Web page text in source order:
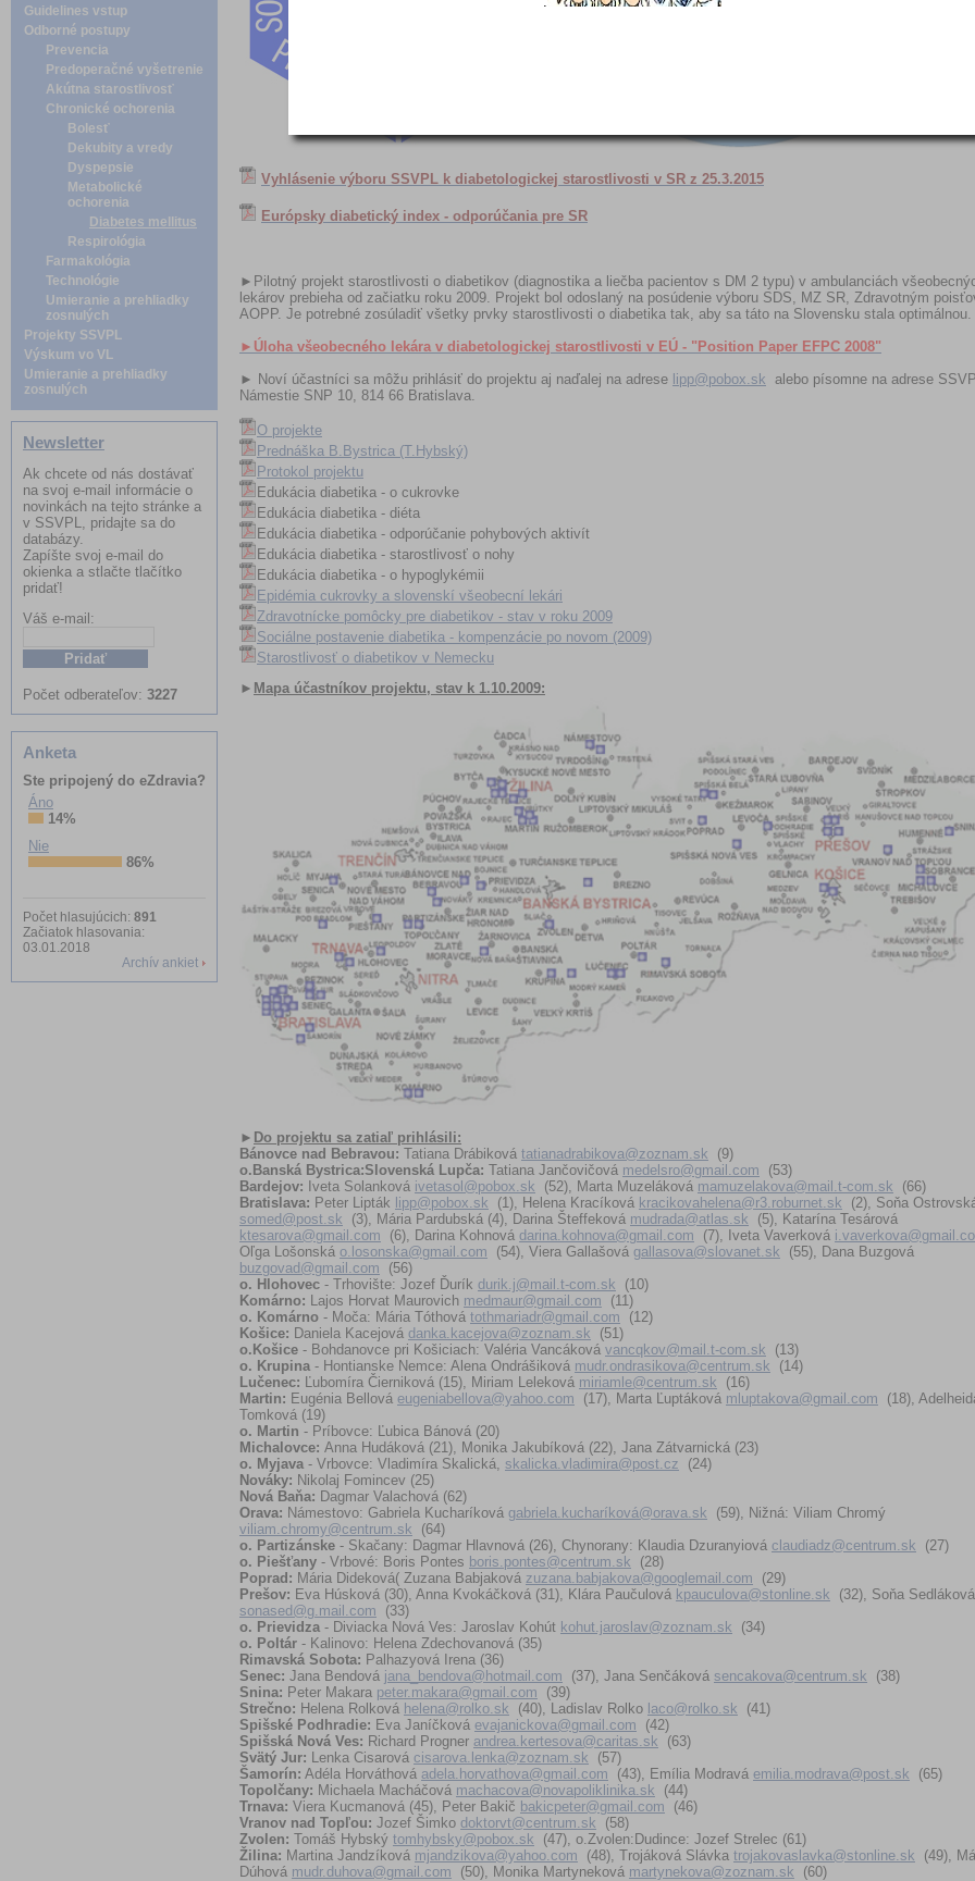
Guidelines vstup
Odborné postupy
Prevencia
Predoperačné vyšetrenie
Akútna starostlivosť
Chronické ochorenia
Bolesť
Dekubity a vredy
Dyspepsie
Metabolické
ochorenia
Diabetes mellitus
Respirológia
Farmakológia
Technológie
Umieranie a prehliadky
zosnulých
Projekty SSVPL
Výskum vo VL
Umieranie a prehliadky
zosnulých
Newsletter
Ak chcete od nás dostávať
na svoj e-mail informácie o
novinkách na tejto stránke a
v SSVPL, pridajte sa do
databázy.
Zapíšte svoj e-mail do
okienka a stlačte tlačítko
pridať!
Váš e-mail:
Počet odberateľov: 3227
Anketa
Ste pripojený do eZdravia?
Áno
14%
Nie
86%
Počet hlasujúcich: 891
Začiatok hlasovania:
03.01.2018
Archív ankiet
Vyhlásenie výboru SSVPL k diabetologickej starostlivosti v SR z 25.3.2015
Európsky diabetický index - odporúčania pre SR
►Pilotný projekt starostlivosti o diabetikov (diagnostika a liečba pacientov s DM 2 typu) v ambulanciách
lekárov prebieha od začiatku roku 2009. Projekt bol odoslaný na posúdenie výboru SDS, MZ SR, Zdravotným
AOPP. Je potrebné zosúladiť všetky prvky starostlivosti o diabetika tak, aby sa táto na Slovensku stala optimálnou.
►Úloha všeobecného lekára v diabetologickej starostlivosti v EÚ - "Position Paper EFPC 2008"
► Noví účastníci sa môžu prihlásiť do projektu aj naďalej na adrese lipp@pobox.sk alebo písomne na adrese
Námestie SNP 10, 814 66 Bratislava.
O projekte
Prednáška B.Bystrica (T.Hybský)
Protokol projektu
Edukácia diabetika - o cukrovke
Edukácia diabetika - diéta
Edukácia diabetika - odporúčanie pohybových aktivít
Edukácia diabetika - starostlivosť o nohy
Edukácia diabetika - o hypoglykémii
Epidémia cukrovky a slovenskí všeobecní lekári
Zdravotnícke pomôcky pre diabetikov - stav v roku 2009
Sociálne postavenie diabetika - kompenzácie po novom (2009)
Starostlivosť o diabetikov v Nemecku
► Mapa účastníkov projektu, stav k 1.10.2009:
► Do projektu sa zatiaľ prihlásili:
Bánovce nad Bebravou: Tatiana Drábiková tatianadrabikova@zoznam.sk (9)
o.Banská Bystrica:Slovenská Lupča: Tatiana Jančovičová medelsro@gmail.com (53)
Bardejov: Iveta Solanková ivetasol@pobox.sk (52), Marta Muzeláková mamuzelakova@mail.t-com.sk (66)
Bratislava: Peter Lipták lipp@pobox.sk (1), Helena Kracíková kracikovahelena@r3.roburnet.sk (2), Soňa
somed@post.sk (3), Mária Pardubská (4), Darina Šteffeková mudrada@atlas.sk (5), Katarína Tesárová
ktesarova@gmail.com (6), Darina Kohnová darina.kohnova@gmail.com (7), Iveta Vaverková
Oľga Lošonská o.losonska@gmail.com (54), Viera Gallašová gallasova@slovanet.sk (55), Dana Buzgová
buzgovad@gmail.com (56)
o. Hlohovec - Trhovište: Jozef Ďurík durik.j@mail.t-com.sk (10)
Komárno: Lajos Horvat Maurovich medmaur@gmail.com (11)
o. Komárno - Moča: Mária Tóthová tothmariadr@gmail.com (12)
Košice: Daniela Kacejová danka.kacejova@zoznam.sk (51)
o.Košice - Bohdanovce pri Košiciach: Valéria Vancáková vancqkov@mail.t-com.sk (13)
o. Krupina - Hontianske Nemce: Alena Ondrášiková mudr.ondrasikova@centrum.sk (14)
Lučenec: Ľubomíra Čierniková (15), Miriam Leleková miriamle@centrum.sk (16)
Martin: Eugénia Bellová eugeniabellova@yahoo.com (17), Marta Ľuptáková mluptakova@gmail.com (18),
Tomková (19)
o. Martin - Príbovce: Ľubica Bánová (20)
Michalovce: Anna Hudáková (21), Monika Jakubíková (22), Jana Zátvarnická (23)
o. Myjava - Vrbovce: Vladimíra Skalická, skalicka.vladimira@post.cz (24)
Nováky: Nikolaj Fomincev (25)
Nová Baňa: Dagmar Valachová (62)
Orava: Námestovo: Gabriela Kucharíková gabriela.kucharíková@orava.sk (59), Nižná: Viliam Chromý
viliam.chromy@centrum.sk (64)
o. Partizánske - Skačany: Dagmar Hlavnová (26), Chynorany: Klaudia Dzuranyiová claudiadz@centrum.sk (27)
o. Piešťany - Vrbové: Boris Pontes boris.pontes@centrum.sk (28)
Poprad: Mária Dideková( Zuzana Babjaková zuzana.babjakova@googlemail.com (29)
Prešov: Eva Húsková (30), Anna Kvokáčková (31), Klára Paučulová kpauculova@stonline.sk (32), Soňa Sedláková
sonased@g.mail.com (33)
o. Prievidza - Diviacka Nová Ves: Jaroslav Kohút kohut.jaroslav@zoznam.sk (34)
o. Poltár - Kalinovo: Helena Zdechovanová (35)
Rimavská Sobota: Palhazyová Irena (36)
Senec: Jana Bendová jana_bendova@hotmail.com (37), Jana Senčáková sencakova@centrum.sk (38)
Snina: Peter Makara peter.makara@gmail.com (39)
Strečno: Helena Rolková helena@rolko.sk (40), Ladislav Rolko laco@rolko.sk (41)
Spišské Podhradie: Eva Janíčková evajanickova@gmail.com (42)
Spišská Nová Ves: Richard Progner andrea.kertesova@caritas.sk (63)
Svätý Jur: Lenka Cisarová cisarova.lenka@zoznam.sk (57)
Šamorín: Adéla Horváthová adela.horvathova@gmail.com (43), Emília Modravá emilia.modrava@post.sk (65)
Topolčany: Michaela Macháčová machacova@novapoliklinika.sk (44)
Trnava: Viera Kucmanová (45), Peter Bakič bakicpeter@gmail.com (46)
Vranov nad Topľou: Jozef Šimko doktorvt@centrum.sk (58)
Zvolen: Tomáš Hybský tomhybsky@pobox.sk (47), o.Zvolen:Dudince: Jozef Strelec (61)
Žilina: Martina Jandzíková mjandzikova@yahoo.com (48), Trojáková Slávka trojakovaslavka@stonline.sk (49),
Dúhová mudr.duhova@gmail.com (50), Monika Martyneková martynekova@zoznam.sk (60)